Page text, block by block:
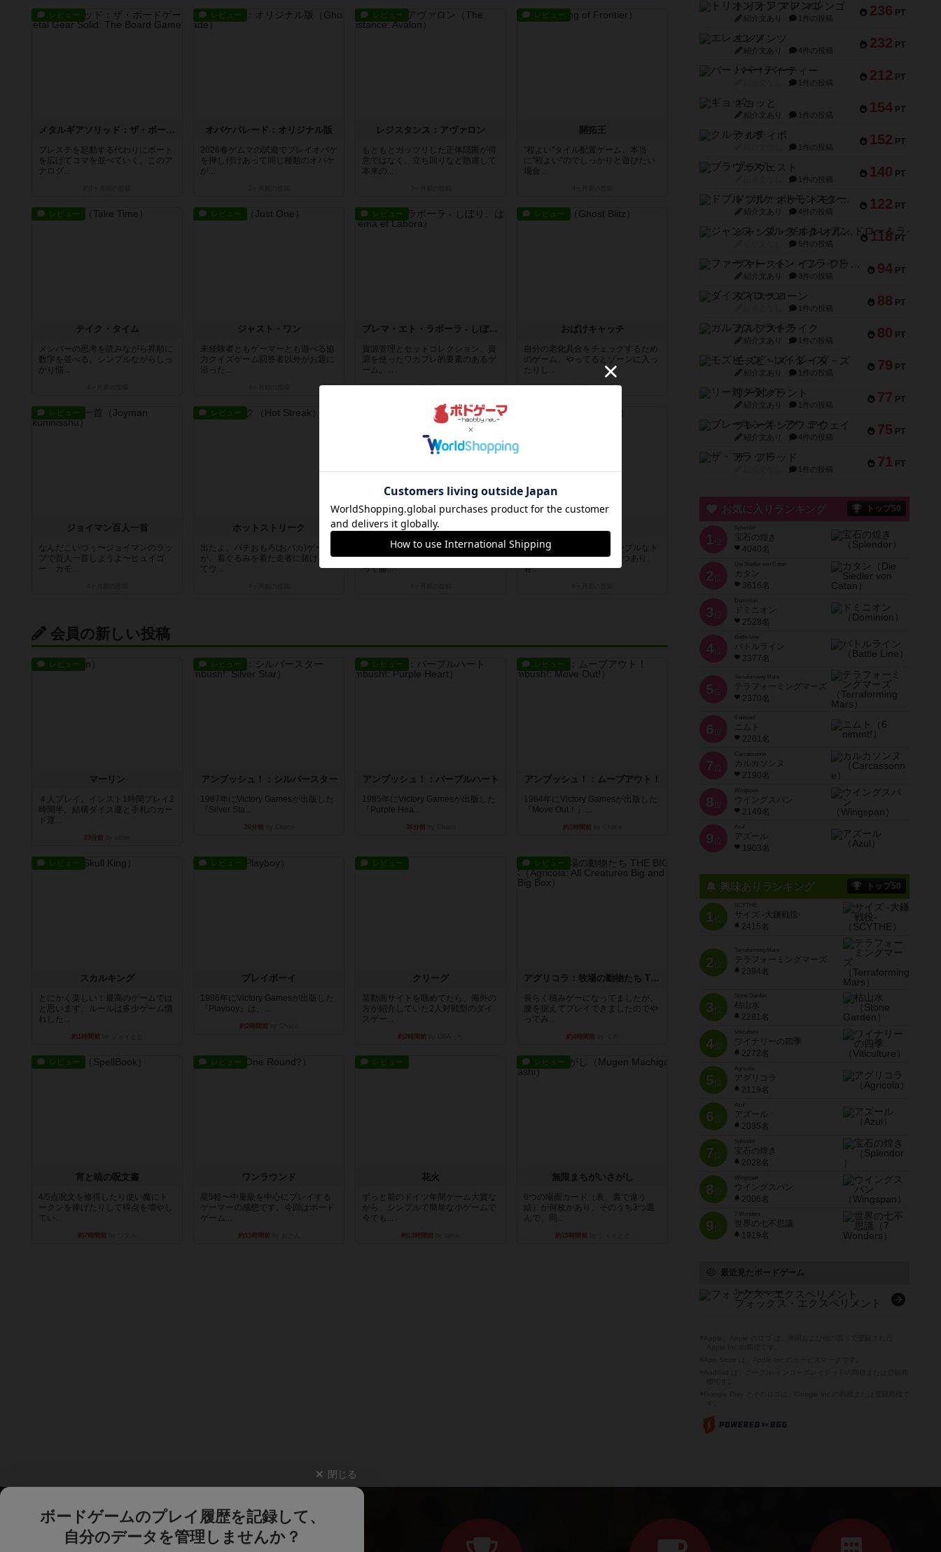
レビュー
メタルギアソリッド：ザ・ボードゲーム
プレステを起動する代わりにボート
を広げてコマを並べていく。このア
ナログ...
レビュー
オバケパレード：オリジナル版
2026春ゲムマの試遊でプレイオバケ
を押し付けあって同じ種類のオバケ
が...
レビュー
レジスタンス：アヴァロン
もともとガッツリした正体隠匿が得
意ではなく、立ち回りなど熟慮して
本来の...
レビュー
開拓王
"程よい"タイル配置ゲーム。本当
に"程よい"のでしっかりと遊びたい
場合...
レビュー
テイク・タイム
メンバーの思考を読みながら昇順に
数字を並べる。シンプルながらしっ
かり悩...
レビュー
ジャスト・ワン
未経験者ともゲーマーとも遊べる協
力クイズゲーム回答者以外がお題に
沿った...
レビュー
プレマ・エト・ラボーラ - しぼり、はたらけ
資源管理とセットコレクション、資
源を使ったワカプレ的要素のあるゲ
ーム。...
4ヶ月前の投稿
レビュー
おばけキャッチ
自分の老化具合をチェックするため
のゲーム。やってるとゾーンに入っ
たりし...
4ヶ月前の投稿
レビュー
ジョイマン百人一首
なんだこいつぅ〜ジョイマンのラッ
プで百人一首しようよ〜ヒュイゴ
ー カモ...
レビュー
ホットストリーク
出たよ。バチおもろ(おバカ)ゲーム
が。着ぐるみを着た走者に賭けをし
てウ...
魔法にかかったみたい
バッティングに資源管理、二者択一
などいろいろ悩みながら魔法薬を使
って勝...
スートも切り札もないシンプルなト
リテ。1-50の数字が1枚ずつあり、
各...
会員の新しい投稿
レビュー
マーリン
４人プレイ。インスト1時間プレイ2
時間半。結構ダイス運と手札のカー
ド運...
23分前
レビュー
アンブッシュ！：シルバースター
1987年にVictory Gamesが出版した
『Silver Sta...
26分前
レビュー
アンブッシュ！：パープルハート
1985年にVictory Gamesが出版した
『Purple Hea...
36分前
レビュー
アンブッシュ！：ムーブアウト！
1984年にVictory Gamesが出版した
『Move Out！』...
約1時間前
レビュー
スカルキング
とにかく楽しい！最高のゲームでは
と思います。ルールは多少ゲーム慣
れした...
約1時間前
レビュー
プレイボーイ
1986年にVictory Gamesが出版した
『Playboy』は、...
約2時間前
レビュー
クリーグ
某動画サイトを眺めてたら、海外の
方が紹介していた2人対戦型のダイ
スゲー...
約2時間前
レビュー
アグリコラ：牧場の動物たち THE BIG BOX
長らく積みゲーになってましたが、
腰を据えてプレイできましたのでや
ってみ...
約4時間前
レビュー
宵と暁の呪文書
4/5点呪文を修得したり使い魔にト
ークンを捧げたりして得点を増やし
てい...
約7時間前
レビュー
ワンラウンド
星5軽〜中量級を中心にプレイする
ゲーマーの感想です。今回はボード
ゲーム...
約11時間前
レビュー
花火
ずっと前のドイツ年間ゲーム大賞な
がら、シンプルで簡単な小ゲームで
今でも...
約13時間前
レビュー
無限まちがいさがし
6つの場面カード（表、裏で違う
絵）が何枚かあり、そのうち3つ選
んで、同...
約15時間前
236 PT
トリオンフ ア マレンゴ
紹介文あり 1件の投稿
232 PT
エレメンツ
紹介文あり 4件の投稿
212 PT
バー！パーティー
1件の投稿
154 PT
ギョッと
紹介文あり 1件の投稿
152 PT
クルティボ
1件の投稿
140 PT
ブラヴェスト
1件の投稿
122 PT
ドブル：ポケットモンスター
紹介文あり 4件の投稿
118 PT
ジャンヌ・ダルク-オルレアン ドロー＆ライト
5件の投稿
94 PT
ファースト・イン・フライト
紹介文あり 3件の投稿
88 PT
ダイススローン
1件の投稿
80 PT
ガルフストライク
紹介文あり 1件の投稿
79 PT
モズビ－ズ・レイダ－ズ
紹介文あり 1件の投稿
77 PT
リー対グラント
紹介文あり 1件の投稿
75 PT
ブレーキング・アウェイ
紹介文あり 4件の投稿
71 PT
ザ・フラッド
1件の投稿
お気に入りランキング トップ50
1 位
宝石の煌き
4040名
2 位
Die Siedler von Catan
カタン
3616名
3 位
ドミニオン
2528名
4位
Battle Line
バトルライン
2377名
5 位
Terraforming Mars
テラフォーミングマーズ
2370名
6 位
ニムト
2201名
7 位
Carcassonne
カルカソンヌ
2190名
8 位
Wingspan
ウイングスパン
2149名
9 位
Azul
アズール
1903名
興味ありランキング トップ50
1位
SCYTHE
サイズ -大鎌戦役-
2415名
2位
Terraforming Mars
テラフォーミングマーズ
2394名
3位
Stone Garden
枯山水
2281名
4位
Viticulture
ワイナリーの四季
2272名
5位
Agricola
アグリコラ
2119名
6位
Azul
アズール
2035名
7位
宝石の煌き
2028名
8位
Wingspan
ウイングスパン
2006名
9位
7 Wonders
世界の七不思議
1919名
最近見たボードゲーム
The Fox Experiment
フォックス・エクスペリメント
閉じる
ボードゲームのプレイ履歴を記録して、
自分のデータを管理しませんか？